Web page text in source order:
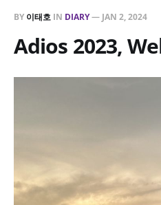
BY 이태호 IN DIARY— JAN 2, 2024
Adios 2023,